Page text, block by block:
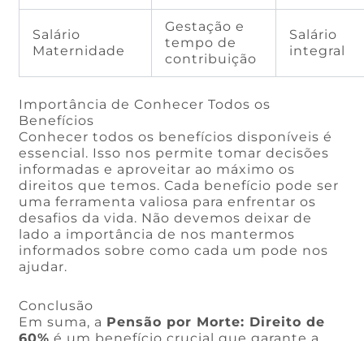
Salário
Maternidade
Gestação e
tempo de
contribuição
Salário
integral
Importância de Conhecer Todos os
Benefícios
Conhecer todos os benefícios disponíveis é
essencial. Isso nos permite tomar decisões
informadas e aproveitar ao máximo os
direitos que temos. Cada benefício pode ser
uma ferramenta valiosa para enfrentar os
desafios da vida. Não devemos deixar de
lado a importância de nos mantermos
informados sobre como cada um pode nos
ajudar.
Conclusão
Em suma, a Pensão por Morte: Direito de